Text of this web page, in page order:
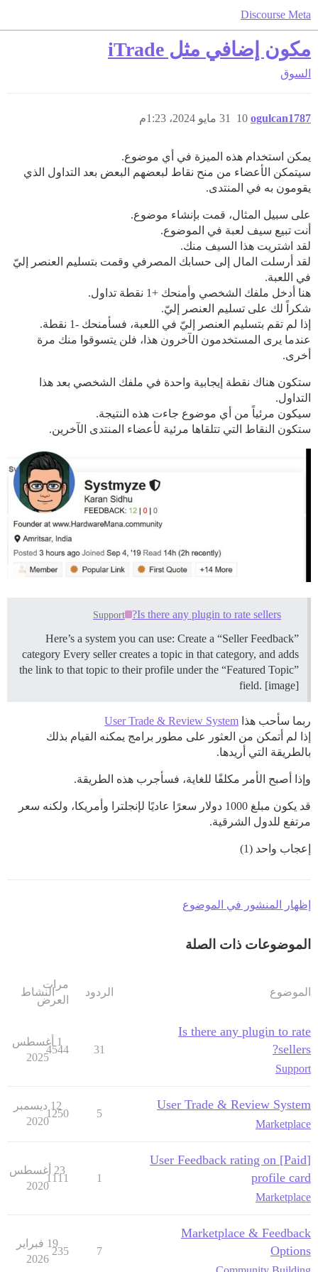
Discourse Meta
مكون إضافي مثل iTrade
السوق
ogulcan1787 31 مايو 2024، 1:23م 10
يمكن استخدام هذه الميزة في أي موضوع.
سيتمكن الأعضاء من منح نقاط لبعضهم البعض بعد التداول الذي
يقومون به في المنتدى.
على سبيل المثال، قمت بإنشاء موضوع.
أنت تبيع سيف لعبة في الموضوع.
لقد اشتريت هذا السيف منك.
لقد أرسلت المال إلى حسابك المصرفي وقمت بتسليم العنصر إليّ
في اللعبة.
هنا أدخل ملفك الشخصي وأمنحك +1 نقطة تداول.
شكراً لك على تسليم العنصر إليّ.
إذا لم تقم بتسليم العنصر إليّ في اللعبة، فسأمنحك -1 نقطة.
عندما يرى المستخدمون الآخرون هذا، فلن يتسوقوا منك مرة
أخرى.
ستكون هناك نقطة إيجابية واحدة في ملفك الشخصي بعد هذا
التداول.
سيكون مرئياً من أي موضوع جاءت هذه النتيجة.
ستكون النقاط التي تتلقاها مرئية لأعضاء المنتدى الآخرين.
Is there any plugin to rate sellers?
Support
Here’s a system you can use: Create a “Seller Feedback”
category Every seller creates a topic in that category, and adds
the link to that topic to their profile under the “Featured Topic”
field. [image]
ربما سأحب هذا User Trade & Review System
إذا لم أتمكن من العثور على مطور برامج يمكنه القيام بذلك
بالطريقة التي أريدها.
وإذا أصبح الأمر مكلفًا للغاية، فسأجرب هذه الطريقة.
قد يكون مبلغ 1000 دولار سعرًا عاديًا لإنجلترا وأمريكا، ولكنه سعر
مرتفع للدول الشرقية.
إعجاب واحد (1)
إظهار المنشور في الموضوع
الموضوعات ذات الصلة
الموضوع الردود
مرات
العرض
النشاط
Is there any plugin to rate
sellers?
Support
31
4544
1 أغسطس
2025
User Trade & Review System
Marketplace
5
1250
12 ديسمبر
2020
[Paid] User Feedback rating on
profile card
Marketplace
1
1111
23 أغسطس
2020
Marketplace & Feedback
Options
7
235
19 فبراير
2026